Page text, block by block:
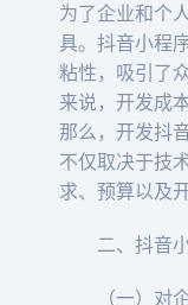
为了企业和个
具。抖音小程
粘性，吸引了
来说，开发成
那么，开发抖
不仅取决于技
求、预算以及
二、抖音
（一）对